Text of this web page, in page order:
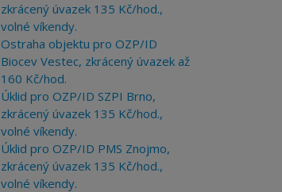
zkrácený úvazek 135 Kč/hod.,
volné víkendy.
Ostraha objektu pro OZP/ID
Biocev Vestec, zkrácený úvazek až
160 Kč/hod.
Úklid pro OZP/ID SZPI Brno,
zkrácený úvazek 135 Kč/hod.,
volné víkendy.
Úklid pro OZP/ID PMS Znojmo,
zkrácený úvazek 135 Kč/hod.,
volné víkendy.